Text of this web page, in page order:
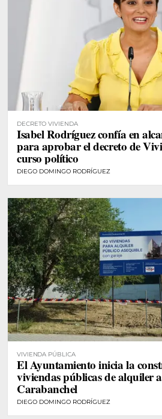
DECRETO VIVIENDA
Isabel Rodríguez confía en
para aprobar el decreto de
curso político
DIEGO DOMINGO RODRÍGUEZ
VIVIENDA PÚBLICA
El Ayuntamiento inicia la
viviendas públicas de alquiler
Carabanchel
DIEGO DOMINGO RODRÍGUEZ